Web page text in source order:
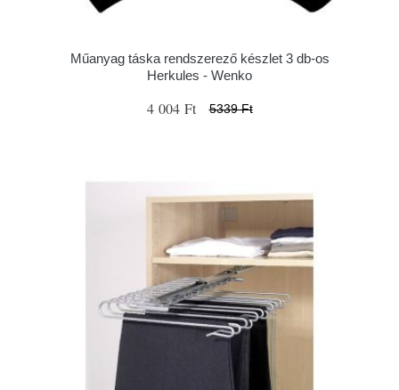
Műanyag táska rendszerező készlet 3 db-os
Herkules - Wenko
4 004 Ft 5339 Ft